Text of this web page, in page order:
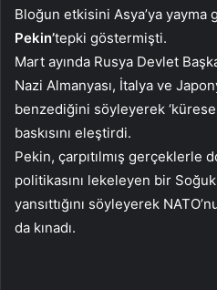
Bloğun etkisini Asya’ya yayma
Pekin’tepki göstermişti.
Mart ayında Rusya Devlet
Nazi Almanyası, İtalya ve
benzediğini söyleyerek
baskısını eleştirdi.
Pekin, çarpıtılmış gerçeklerle
politikasını lekeleyen bir
yansıttığını söyleyerek
da kınadı.